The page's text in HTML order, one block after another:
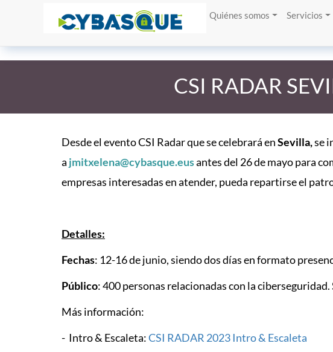
Quiénes somos Servicios
CSI RADAR
Desde el evento CSI Radar que se celebrará enSevilla,se
a jmitxelena@cybasque.eusantes del 26 de mayo para
empresas interesadas en atender, pueda repartirse el
Detalles:
Fechas: 12-16 de junio, siendo dos días en formato
Público: 400 personas relacionadas con la
Más información:
- Intro & Escaleta:CSI RADAR 2023 Intro & Escaleta